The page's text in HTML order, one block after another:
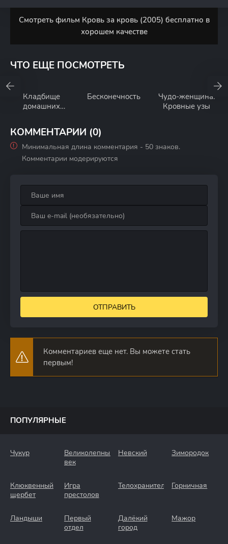
Смотреть фильм Кровь за кровь (2005) бесплатно в
хорошем качестве
ЧТО ЕЩЕ ПОСМОТРЕТЬ
Кладбище
домашних
Кровные узы
Бесконечность
Чудо-женщина:
Кровные узы
КОММЕНТАРИИ (0)
Минимальная длина комментария - 50 знаков.
Комментарии модерируются
ОТПРАВИТЬ
Комментариев еще нет. Вы можете стать
первым!
ПОПУЛЯРНЫЕ
Чукур
Великолепный
век
Невский Зимородок
Клюквенный
щербет
Игра
престолов
Телохранители Горничная
Ландыши
Первый
отдел
Далёкий
город
Мажор